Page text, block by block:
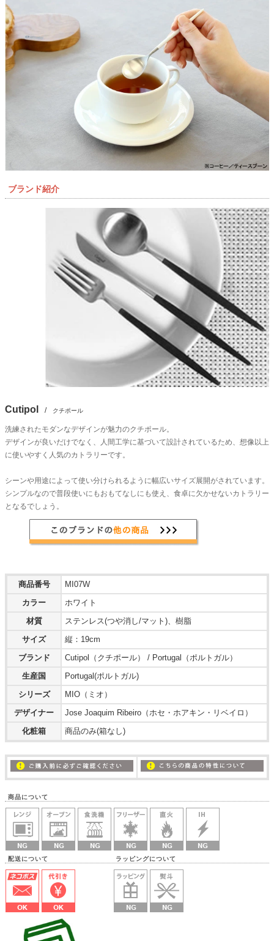
ブランド紹介
Cutipol / クチポール
洗練されたモダンなデザインが魅力のクチポール。
デザインが良いだけでなく、人間工学に基づいて設計されているため、想像以上
に使いやすく人気のカトラリーです。
シーンや用途によって使い分けられるように幅広いサイズ展開がされています。
シンプルなので普段使いにもおもてなしにも使え、食卓に欠かせないカトラリー
となるでしょう。
商品番号
MI07W
カラー
ホワイト
材質
ステンレス(つや消し/マット)、樹脂
サイズ
縦：19cm
ブランド
Cutipol（クチポール） / Portugal（ポルトガル）
生産国
Portugal(ポルトガル)
シリーズ
MIO（ミオ）
デザイナー
Jose Joaquim Ribeiro（ホセ・ホアキン・リベイロ）
化粧箱
商品のみ(箱なし)
商品について
配送について ラッピングについて